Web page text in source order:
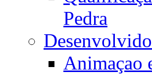
Pedra
Animaçao